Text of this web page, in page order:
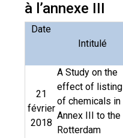
à l’annexe III
Date
Intitulé
21
février
2018
A Study on the
effect of listing
of chemicals in
Annex III to the
Rotterdam